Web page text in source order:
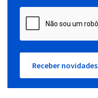
Receber novidades